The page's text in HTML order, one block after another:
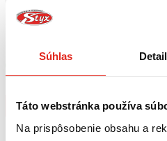
Súhlas
Táto webstránka používa
Na prispôsobenie obsahu a
149,95 € s DPH
Kúpiť